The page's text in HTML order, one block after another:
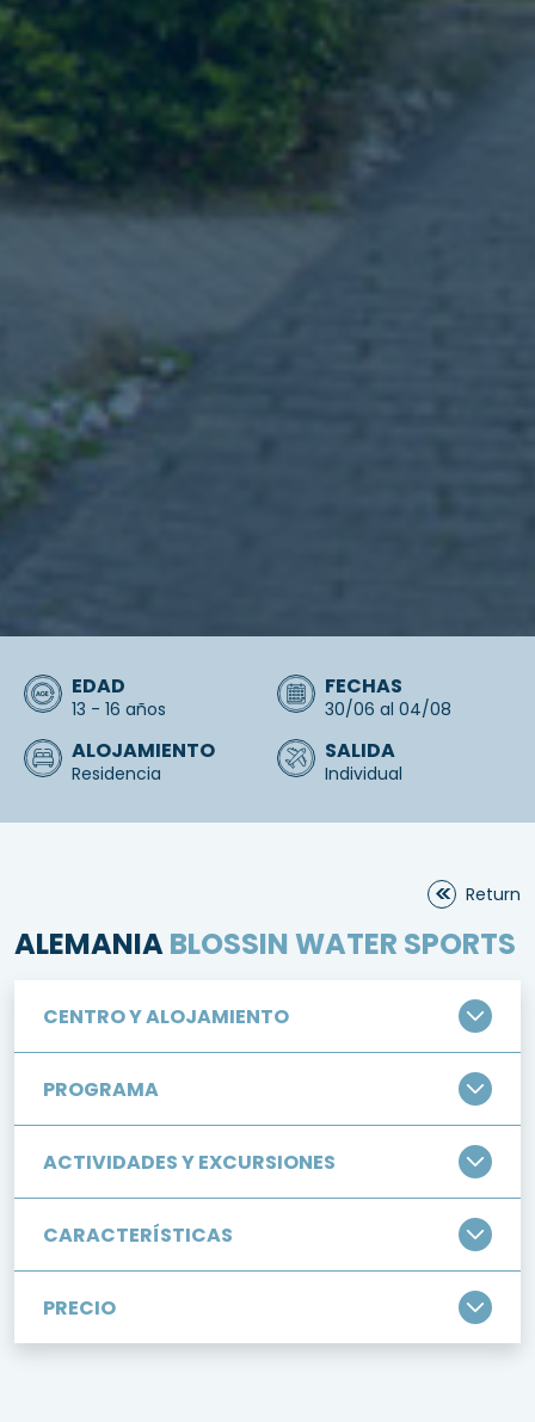
EDAD
13 - 16 años
FECHAS
30/06 al 04/08
ALOJAMIENTO
Residencia
SALIDA
Individual
ALEMANIABLOSSIN WATER SPORTS
Return
CENTRO Y ALOJAMIENTO
PROGRAMA
ACTIVIDADES Y EXCURSIONES
CARACTERÍSTICAS
PRECIO